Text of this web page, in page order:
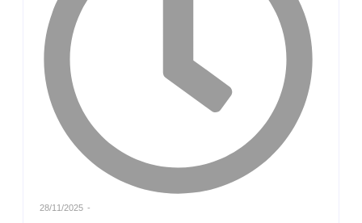
28/11/2025 -